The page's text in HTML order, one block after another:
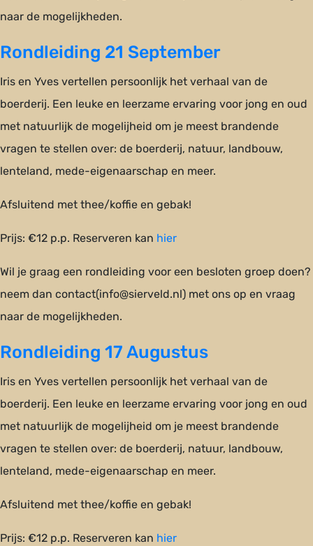
naar de mogelijkheden.
Rondleiding 21 September
Iris en Yves vertellen persoonlijk het verhaal van de
boerderij. Een leuke en leerzame ervaring voor jong en oud
met natuurlijk de mogelijheid om je meest brandende
vragen te stellen over: de boerderij, natuur, landbouw,
lenteland, mede-eigenaarschap en meer.
Afsluitend met thee/koffie en gebak!
Prijs: €12 p.p. Reserveren kan hier
Wil je graag een rondleiding voor een besloten groep doen?
neem dan contact(info@sierveld.nl) met ons op en vraag
naar de mogelijkheden.
Rondleiding 17 Augustus
Iris en Yves vertellen persoonlijk het verhaal van de
boerderij. Een leuke en leerzame ervaring voor jong en oud
met natuurlijk de mogelijheid om je meest brandende
vragen te stellen over: de boerderij, natuur, landbouw,
lenteland, mede-eigenaarschap en meer.
Afsluitend met thee/koffie en gebak!
Prijs: €12 p.p. Reserveren kan hier